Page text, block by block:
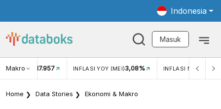
Indonesia
Masuk
Makro
USD/IDR 17.957 INFLASI YOY (MEI)3,08% INFLASI MOM (MEI)
Home Data Stories Ekonomi & Makro